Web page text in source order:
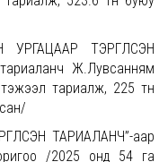
ТЭРГҮҮЛСЭН
Ж.Лувсанням
тариалж, 225 тн
ТАРИАЛАНЧ”-аар
/2025 онд 54 га